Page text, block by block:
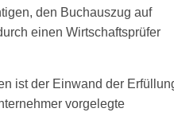
den Buchauszug auf
einen Wirtschaftsprüfer
ist der Einwand der
vorgelegte